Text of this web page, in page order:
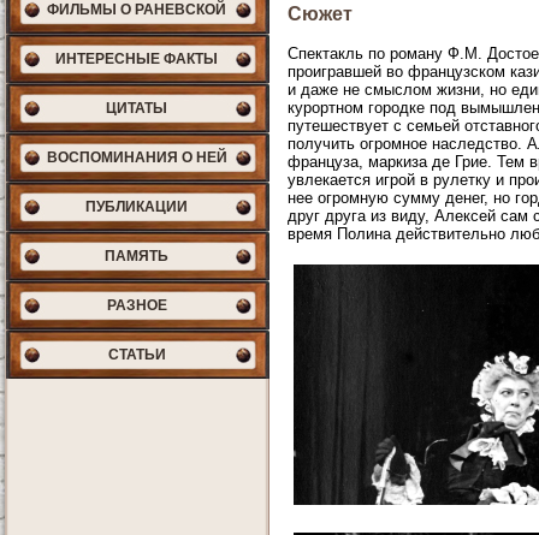
ФИЛЬМЫ О РАНЕВСКОЙ
ИНТЕРЕСНЫЕ ФАКТЫ
ЦИТАТЫ
ВОСПОМИНАНИЯ О НЕЙ
ПУБЛИКАЦИИ
ПАМЯТЬ
РАЗНОЕ
СТАТЬИ
Сюжет
Спектакль по роману Ф.М.
проигравшей во французском
и даже не смыслом жизни, но
курортном городке под
путешествует с семьей
получить огромное наследство.
француза, маркиза де Грие. Тем
увлекается игрой в рулетку и
нее огромную сумму денег, но
друг друга из виду, Алексей сам
время Полина действительно